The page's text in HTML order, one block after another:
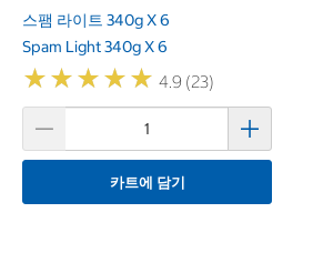
스팸 라이트 340g X 6
Spam Light 340g X 6
★★★★★
★★★★★ 4.9 (23)
카트에 담기